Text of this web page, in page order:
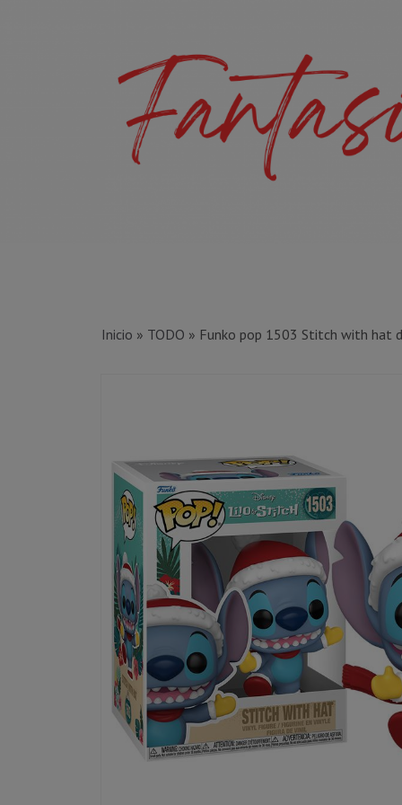
Inicio » TODO » Funko pop 1503 Stitch with hat